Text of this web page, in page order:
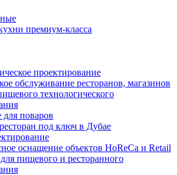
премиум-класса
проектирование
обслуживание ресторанов, магазинов
технологического
поваров
под ключ в Дубае
оснащение объектов HoReCa и Retail
пищевого и ресторанного